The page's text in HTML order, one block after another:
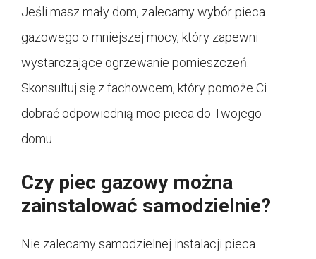
Jeśli masz mały dom, zalecamy wybór pieca
gazowego o mniejszej mocy, który zapewni
wystarczające ogrzewanie pomieszczeń.
Skonsultuj się z fachowcem, który pomoże Ci
dobrać odpowiednią moc pieca do Twojego
domu.
Czy piec gazowy można
zainstalować samodzielnie?
Nie zalecamy samodzielnej instalacji pieca